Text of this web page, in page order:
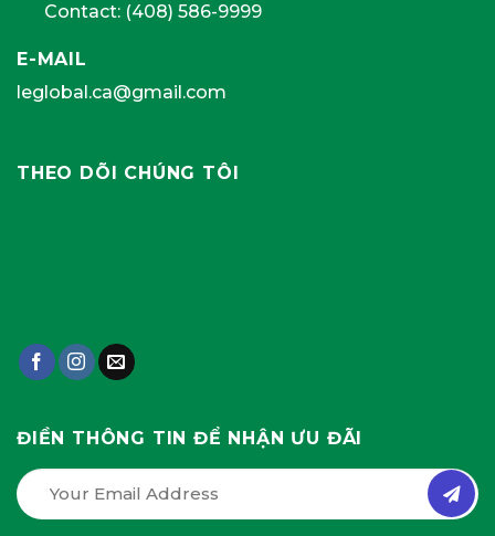
Contact: (408) 586-9999
E-MAIL
leglobal.ca@gmail.com
THEO DÕI CHÚNG TÔI
ĐIỀN THÔNG TIN ĐỂ NHẬN ƯU ĐÃI